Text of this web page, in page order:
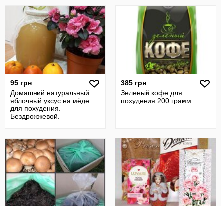
95 грн
Домашний натуральный
яблочный уксус на мёде
для похудения.
Бездрожжевой.
385 грн
Зеленый кофе для
похудения 200 грамм